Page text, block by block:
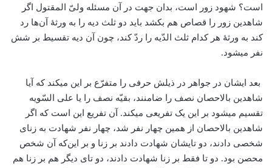
است؟ شهود زور است، بدان جهت در آن مسئله ولیّ المقتول اگر
شاهدین زور را قصاص هم بکشد باید دو ثلث دیه را به ورثۀ آن‌ها رد
کند به ورثۀ هر کدام ثلث الدّیه را ردّ کند، چون آن دیه تقسیط بر شش
نفر می­شود.
بعد ایشان در جواهر در ذیلش حرفی را متفرّع بر این می­کند که آیا
شاهدین بالاحصان نصف را ضامنند، بقیّه نصف را یا علی السّویه
تقسیم می­شود بر این یک تفریعی می­کند. آن تفریع این است که اگر
شاهدین بالاحصان از همین چهار نفر شد، چهار نفر شهادت به زنای
شخصی دادند، دو تایشان شهادت دادند بر زنا و بر این‌كه آن شخص
محصن بود. دو تا فقط بر زنا شهادت دادند، دو تای دیگر هم بر زنا هم